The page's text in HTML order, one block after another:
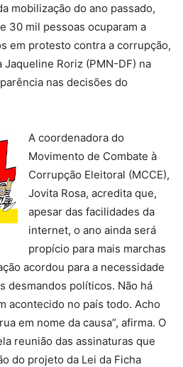
mobilização do ano passado,
30 mil pessoas ocuparam a
em protesto contra a corrupção,
Jaqueline Roriz (PMN-DF) na
nas decisões do
A coordenadora do
Movimento de Combate à
Corrupção Eleitoral (MCCE),
Jovita Rosa, acredita que,
apesar das facilidades da
internet, o ano ainda será
propício para mais marchas
acordou para a necessidade
desmandos políticos. Não há
acontecido no país todo. Acho
em nome da causa”, afirma. O
reunião das assinaturas que
do projeto da Lei da Ficha